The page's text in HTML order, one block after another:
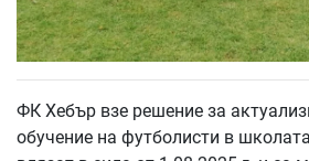
ФК Хебър взе решение за
обучение на футболисти в